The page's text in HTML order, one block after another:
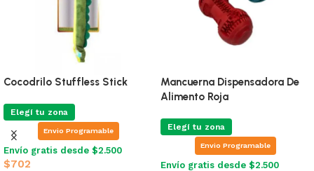
Palo Goma Chico Verde
Elegí tu zona
Envio Programable
Envío gratis desde $2.500
$450
Hueso Goma Verde
Envio Programable
Envío gratis desde $2.500
$400